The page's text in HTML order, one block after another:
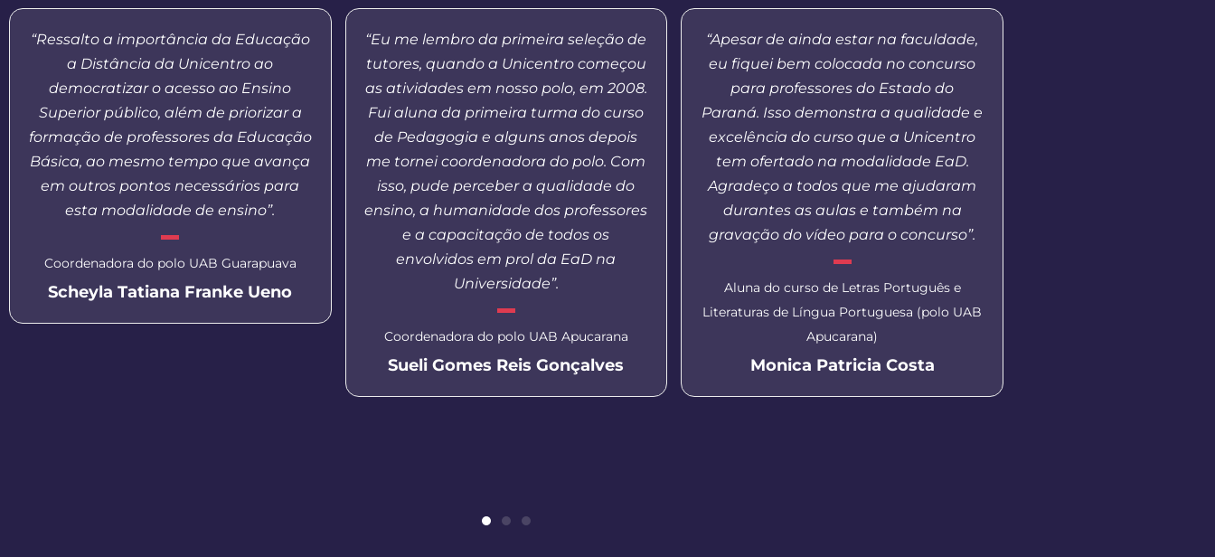
“Ressalto a importância da Educação
a Distância da Unicentro ao
democratizar o acesso ao Ensino
Superior público, além de priorizar a
formação de professores da Educação
Básica, ao mesmo tempo que avança
em outros pontos necessários para
esta modalidade de ensino”.
Coordenadora do polo UAB Guarapuava
Scheyla Tatiana Franke Ueno
“Eu me lembro da primeira seleção de
tutores, quando a Unicentro começou
as atividades em nosso polo, em 2008.
Fui aluna da primeira turma do curso
de Pedagogia e alguns anos depois
me tornei coordenadora do polo. Com
isso, pude perceber a qualidade do
ensino, a humanidade dos professores
e a capacitação de todos os
envolvidos em prol da EaD na
Universidade”.
Coordenadora do polo UAB Apucarana
Sueli Gomes Reis Gonçalves
“Apesar de ainda estar na faculdade,
eu fiquei bem colocada no concurso
para professores do Estado do
Paraná. Isso demonstra a qualidade e
excelência do curso que a Unicentro
tem ofertado na modalidade EaD.
Agradeço a todos que me ajudaram
durantes as aulas e também na
gravação do vídeo para o concurso”.
Aluna do curso de Letras Português e
Literaturas de Língua Portuguesa (polo UAB
Apucarana)
Monica Patricia Costa